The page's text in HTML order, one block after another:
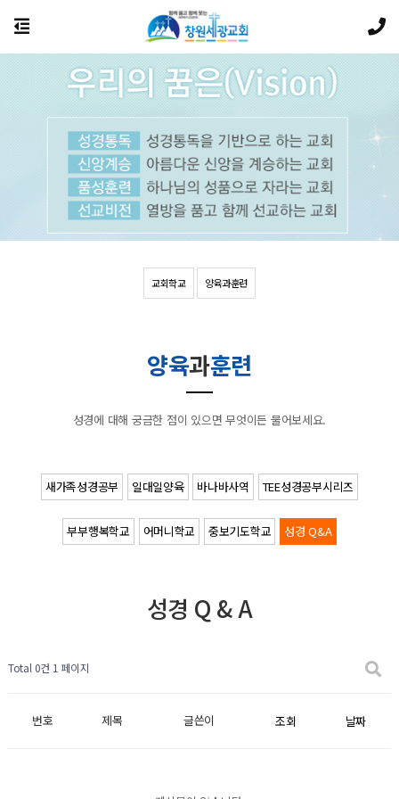
교회학교 양육과훈련
양육과훈련
성경에 대해 궁금한 점이 있으면 무엇이든 물어보세요.
새가족성경공부 일대일양육 바나바사역 TEE성경공부시리즈
부부행복학교 어머니학교 중보기도학교 성경 Q&A
성경 Q & A
Total 0건 1 페이지
번호 제목 글쓴이 조회 날짜